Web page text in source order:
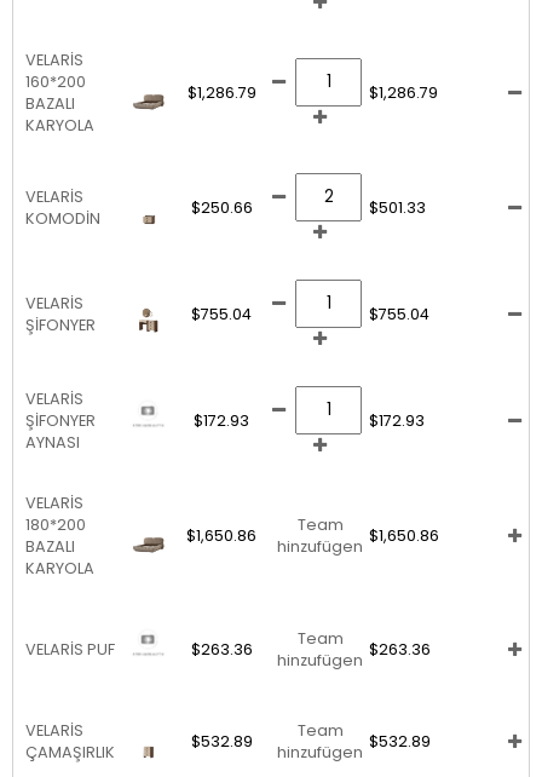
VELARİS
160*200
BAZALI
KARYOLA
$1,286.79 $1,286.79
VELARİS
KOMODİN
$250.66 $501.33
VELARİS
ŞİFONYER
$755.04 $755.04
VELARİS
ŞİFONYER
AYNASI
$172.93 $172.93
VELARİS
180*200
BAZALI
KARYOLA
$1,650.86
Team
hinzufügen
$1,650.86
VELARİS PUF $263.36
Team
hinzufügen
$263.36
VELARİS
ÇAMAŞIRLIK
$532.89
Team
hinzufügen
$532.89